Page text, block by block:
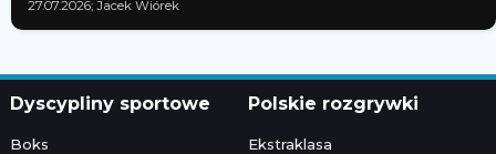
27.07.2026; Jacek Wiórek
Dyscypliny sportowe
Boks
Polskie rozgrywki
Ekstraklasa